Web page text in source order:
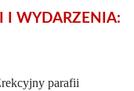
I WYDARZENIA:
parafii